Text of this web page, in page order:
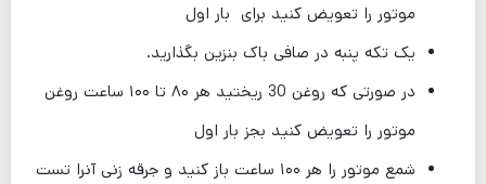
موتور را تعویض کنید برای بار اول
یک تکه پنبه در صافی باک بنزین بگذارید.
در صورتی که روغن 30 ریختید هر ۸۰ تا ۱۰۰ ساعت روغن
موتور را تعویض کنید بجز بار اول
شمع موتور را هر ۱۰۰ ساعت باز کنید و جرقه زنی آنرا تست